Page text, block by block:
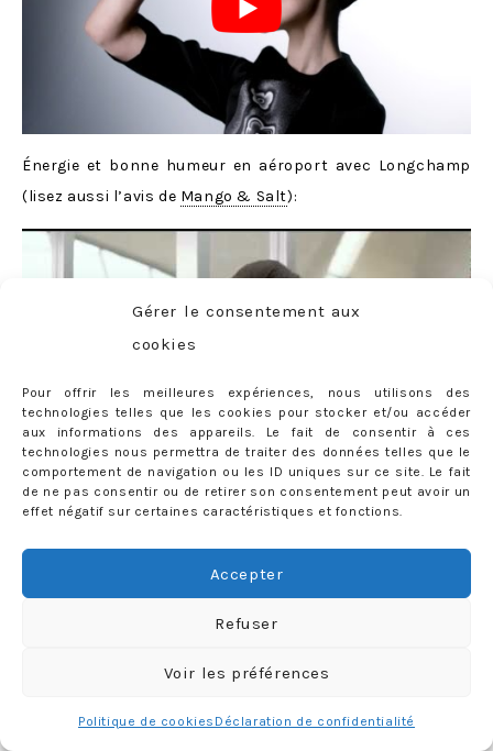
Gérer le consentement aux
cookies
Pour offrir les meilleures expériences, nous utilisons des
technologies telles que les cookies pour stocker et/ou accéder
aux informations des appareils. Le fait de consentir à ces
technologies nous permettra de traiter des données telles que le
comportement de navigation ou les ID uniques sur ce site. Le fait
de ne pas consentir ou de retirer son consentement peut avoir un
effet négatif sur certaines caractéristiques et fonctions.
Accepter
Refuser
Voir les préférences
Politique de cookies Déclaration de confidentialité
Énergie et bonne humeur en aéroport avec Longchamp
(lisez aussi l’avis de Mango & Salt):
Peut-on dire dans ces cas que les mannequins/égéries ne
Delevingne (que l’on aurait pu remplacer par n’importe
sont seuls à pouvoir créer. Je n’irais pas jusqu’à parler de
en fait), mais disons qu’entre un top qui trimballe son